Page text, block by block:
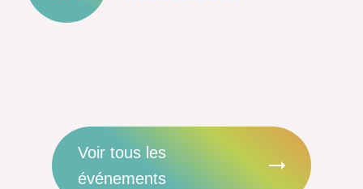
Voir tous les
événements